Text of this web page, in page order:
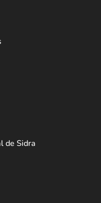
de Sidra